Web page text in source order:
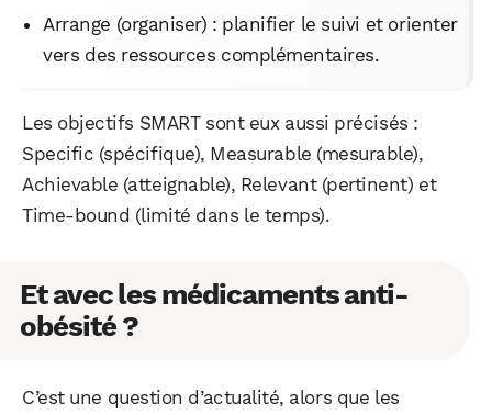
Arrange (organiser) : planifier le suivi et orienter
vers des ressources complémentaires.
Les objectifs SMART sont eux aussi précisés :
Specific (spécifique), Measurable (mesurable),
Achievable (atteignable), Relevant (pertinent) et
Time-bound (limité dans le temps).
Et avec les médicaments anti-
obésité ?
C’est une question d’actualité, alors que les